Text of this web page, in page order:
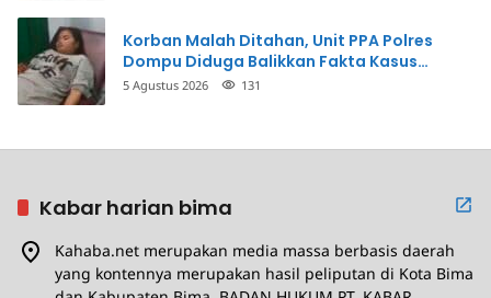
Korban Malah Ditahan, Unit PPA Polres
Dompu Diduga Balikkan Fakta Kasus
Penganiayaan
5 Agustus 2026 131
Kabar harian bima
Kahaba.net merupakan media massa berbasis daerah
yang kontennya merupakan hasil peliputan di Kota Bima